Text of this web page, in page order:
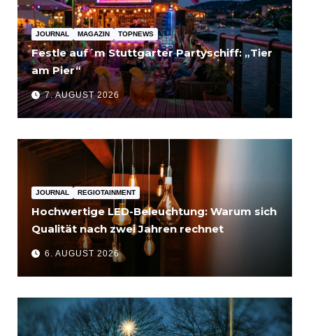
JOURNAL MAGAZIN TOPNEWS
Festle auf´m Stuttgarter Partyschiff: „Tier
am Pier“
7. AUGUST 2026
JOURNAL REGIOTAINMENT
Hochwertige LED-Beleuchtung: Warum sich
Qualität nach zwei Jahren rechnet
6. AUGUST 2026